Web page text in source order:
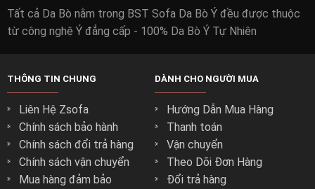
Free ship nội thành Hồ Chí Minh
Thanh toán quẹt thẻ trả góp 0đ 0%
sản xuất) ( Không tốn thêm chi phí nào)
Tất cả Da Bò nằm trong BST Sofa Da Bò Ý đều được thuộc
từ công nghệ Ý đẳng cấp - 100% Da Bò Ý Tự Nhiên
THÔNG TIN CHUNG
Liên Hệ Zsofa
Chính sách bảo hành
Chính sách đổi trả hàng
Chính sách vận chuyển
Mua hàng đảm bảo
DÀNH CHO NGƯỜI MUA
Hướng Dẫn Mua Hàng
Thanh toán
Vận chuyển
Theo Dõi Đơn Hàng
Đổi trả hàng